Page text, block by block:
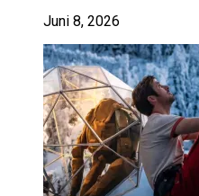
Juni 8, 2026